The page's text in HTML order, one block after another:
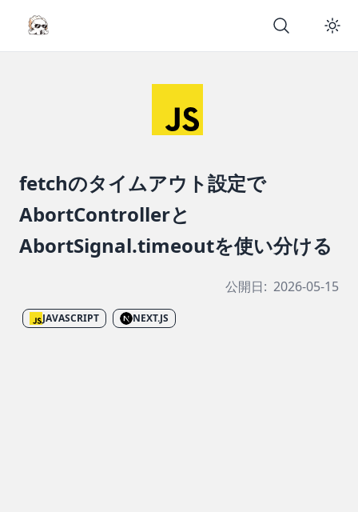
fetchのタイムアウト設定で
AbortControllerと
AbortSignal.timeoutを使い分ける
公開日: 2026-05-15
JAVASCRIPT NEXT.JS